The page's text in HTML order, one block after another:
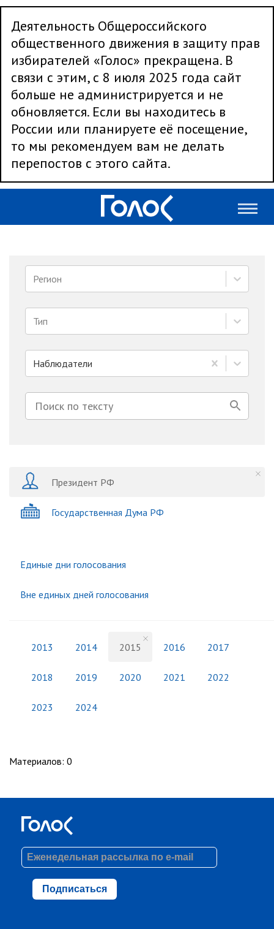
Деятельность Общероссийского
общественного движения в защиту прав
избирателей «Голос» прекращена. В
связи с этим, с 8 июля 2025 года сайт
больше не администрируется и не
обновляется. Если вы находитесь в
России или планируете её посещение,
то мы рекомендуем вам не делать
перепостов с этого сайта.
Регион
Тип
Наблюдатели
Президент РФ
Государственная Дума РФ
Единые дни голосования
Вне единых дней голосования
2013 2014 2015 2016 2017
2018 2019 2020 2021 2022
2023 2024
Материалов: 0
Подписаться